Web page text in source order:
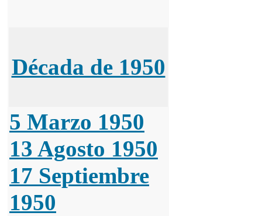
Década de 1950
5 Marzo 1950
13 Agosto 1950
17 Septiembre
1950